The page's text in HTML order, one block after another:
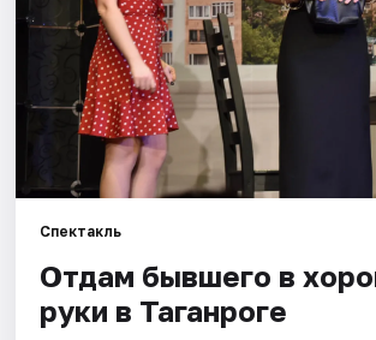
Рейтинги
Спектакль
Отдам бывшего в
руки в Таганроге